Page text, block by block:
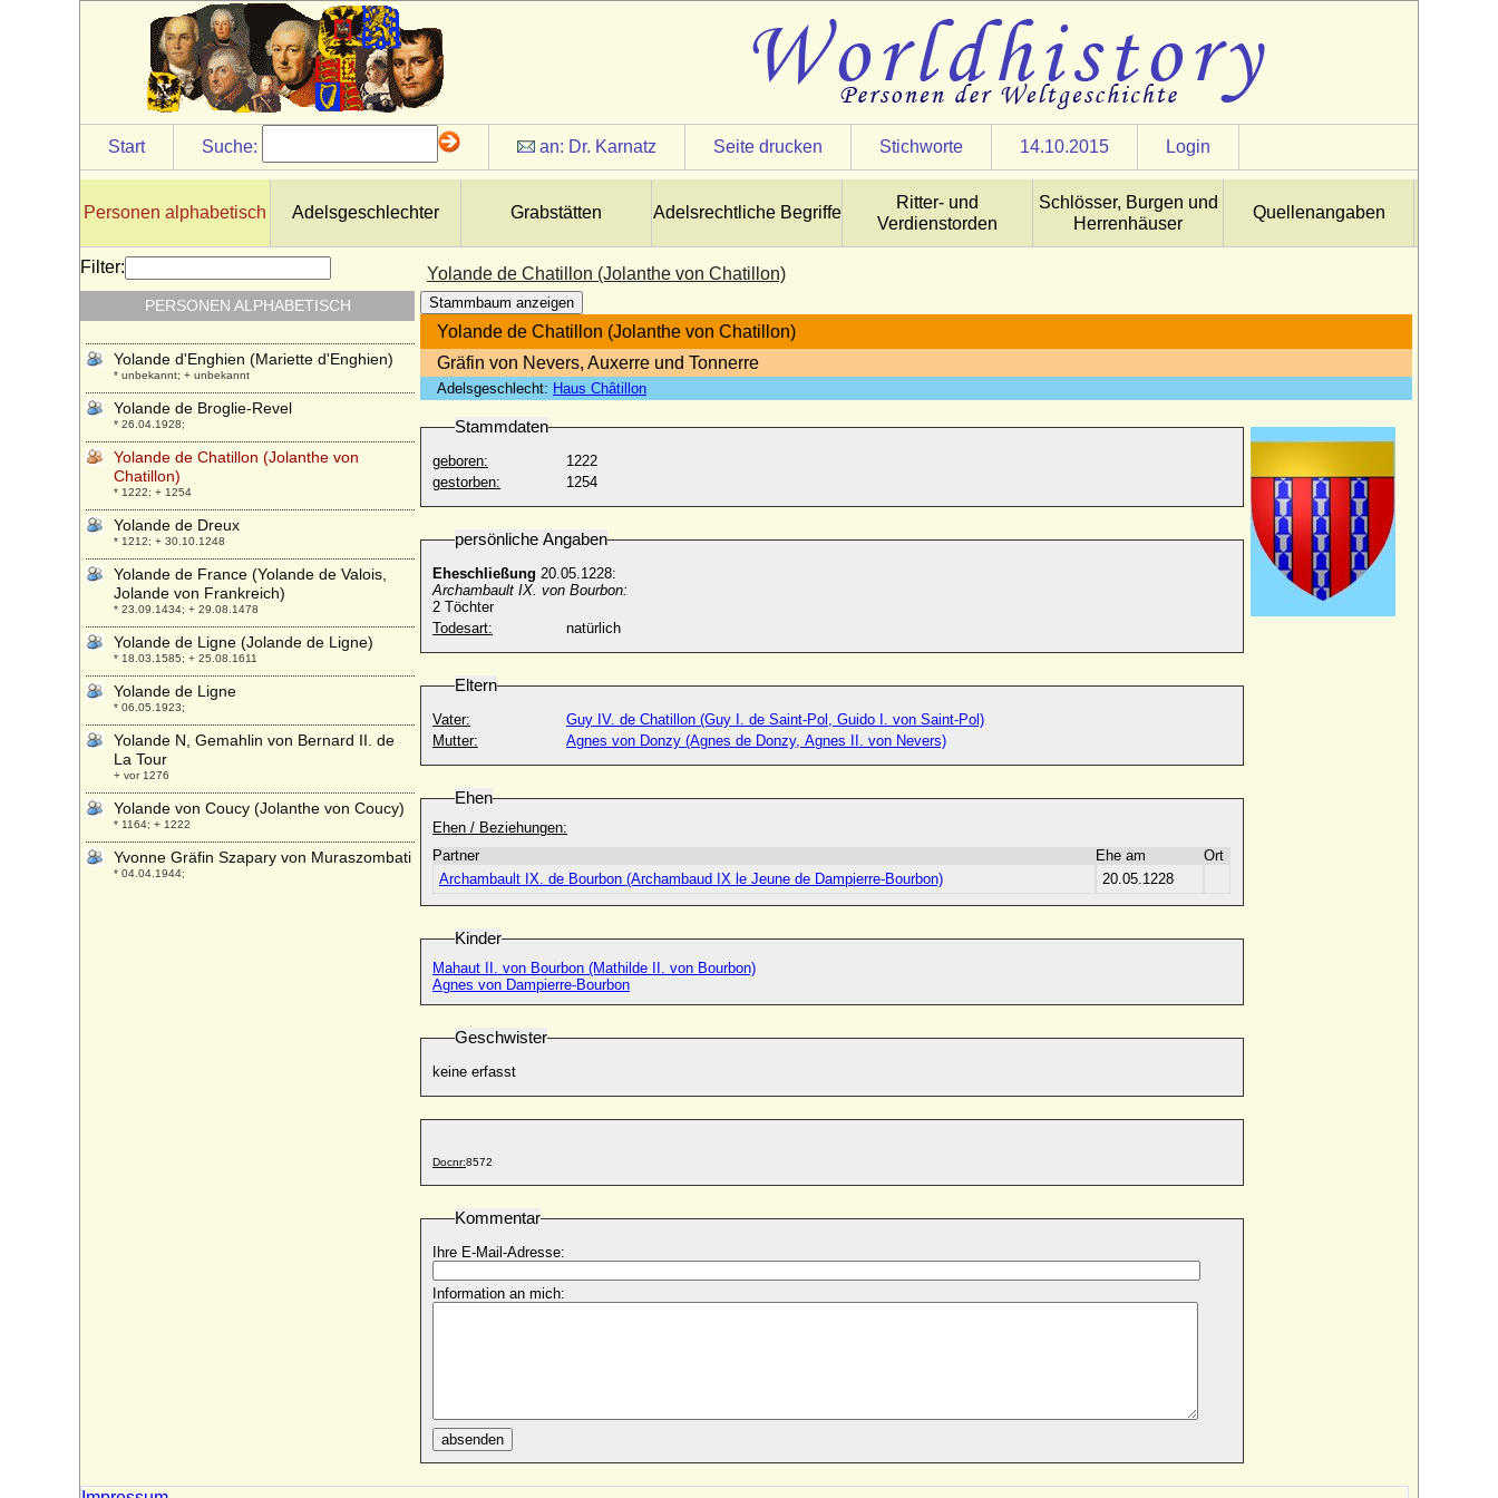
Start Suche: an: Dr. Karnatz Seite drucken Stichworte 14.10.2015 Login
Personen alphabetisch Adelsgeschlechter Grabstätten Adelsrechtliche Begriffe
Ritter- und
Verdienstorden
Schlösser, Burgen und
Herrenhäuser
Quellenangaben
Yolande de Chatillon (Jolanthe von Chatillon)
Stammbaum anzeigen
Yolande de Chatillon (Jolanthe von Chatillon)
Gräfin von Nevers, Auxerre und Tonnerre
Adelsgeschlecht: Haus Châtillon
Stammdaten
geboren:
1222
gestorben:
1254
persönliche Angaben
Eheschließung 20.05.1228:
Archambault IX. von Bourbon:
2 Töchter
Todesart:
natürlich
Eltern
Vater:
Guy IV. de Chatillon (Guy I. de Saint-Pol, Guido I. von Saint-Pol)
Mutter:
Agnes von Donzy (Agnes de Donzy, Agnes II. von Nevers)
Ehen
Ehen / Beziehungen:
Partner
Ehe am
Ort
Archambault IX. de Bourbon (Archambaud IX le Jeune de Dampierre-Bourbon)
20.05.1228
Kinder
Mahaut II. von Bourbon (Mathilde II. von Bourbon)
Agnes von Dampierre-Bourbon
Geschwister
keine erfasst
Docnr:8572
Kommentar
Ihre E-Mail-Adresse:
Information an mich:
absenden
Filter:
PERSONEN ALPHABETISCH
Yolande d'Enghien (Mariette d'Enghien)
* unbekannt; + unbekannt
Yolande de Broglie-Revel
* 26.04.1928;
Yolande de Chatillon (Jolanthe von
Chatillon)
* 1222; + 1254
Yolande de Dreux
* 1212; + 30.10.1248
Yolande de France (Yolande de Valois,
Jolande von Frankreich)
* 23.09.1434; + 29.08.1478
Yolande de Ligne (Jolande de Ligne)
* 18.03.1585; + 25.08.1611
Yolande de Ligne
* 06.05.1923;
Yolande N, Gemahlin von Bernard II. de
La Tour
+ vor 1276
Yolande von Coucy (Jolanthe von Coucy)
* 1164; + 1222
Yvonne Gräfin Szapary von Muraszombati
* 04.04.1944;